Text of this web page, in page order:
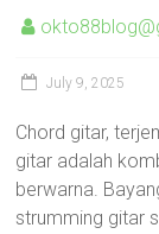
July 9, 2025
Chord gitar,
gitar adalah
berwarna.
strumming gitar